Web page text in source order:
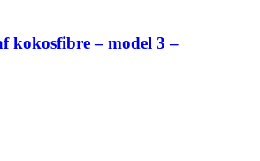
kokosfibre – model 3 –